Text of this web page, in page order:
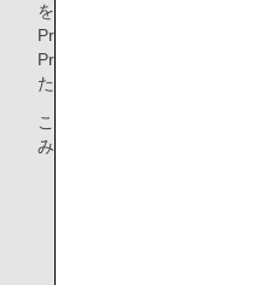
を「約束（Promise）」す
Promise」を立ち上げ、推進
Promiseのスローガンのも
ただきながら一体感のある
このウェブページでは、
みをお客様によりわかりや
により種類・提供時